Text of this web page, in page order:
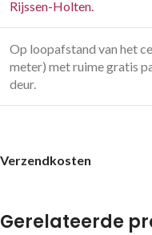
Rijssen-Holten.
Op loopafstand van het
meter) met ruime gratis
deur.
Verzendkosten
Gerelateerde